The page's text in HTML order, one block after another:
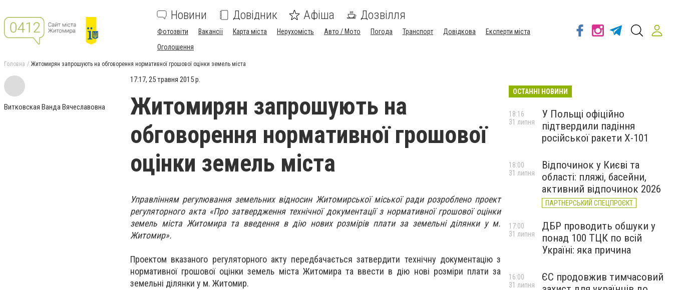
Новини Довідник Афіша Дозвілля
Фотозвіти Вакансії Карта міста Нерухомість Авто / Мото Погода Транспорт Довідкова
Експерти міста
Оголошення
Головна Житомирян запрошують на обговорення нормативної грошової оцінки земель міста
Витковская Ванда Вячеславовна
17:17, 25 травня 2015 р.
Житомирян запрошують на
обговорення нормативної грошової
оцінки земель міста
Управлінням регулювання земельних відносин Житомирської міської ради розроблено проект
регуляторного акта «Про затвердження технічної документації з нормативної грошової оцінки
земель міста Житомира та введення в дію нових розмірів плати за земельні ділянки у м.
Житомир».
Проектом вказаного регуляторного акту передбачається затвердити технічну документацію з
нормативної грошової оцінки земель міста Житомира та ввести в дію нові розміри плати за
земельні ділянки у м. Житомир.
ОСТАННІ НОВИНИ
У Польщі офіційно
підтвердили падіння
російської ракети Х-101
18:16
31 липня
Відпочинок у Києві та
області: пляжі, басейни,
активний відпочинок 2026
ПАРТНЕРСЬКИЙ СПЕЦПРОЄКТ
18:00
31 липня
ДБР проводить обшуки у
понад 100 ТЦК по всій
Україні: яка причина
17:00
31 липня
ЄС продовжив тимчасовий
16:00
31 липня